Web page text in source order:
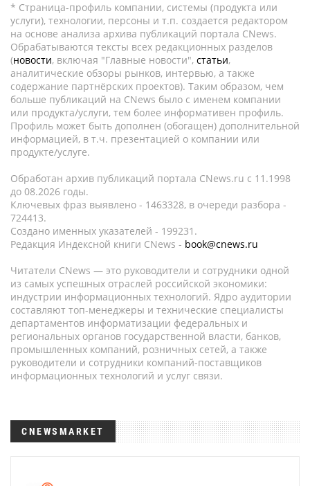
* Страница-профиль компании, системы (продукта или
услуги), технологии, персоны и т.п. создается редактором
на основе анализа архива публикаций портала CNews.
Обрабатываются тексты всех редакционных разделов
(новости, включая "Главные новости", статьи,
аналитические обзоры рынков, интервью, а также
содержание партнёрских проектов). Таким образом, чем
больше публикаций на CNews было с именем компании
или продукта/услуги, тем более информативен профиль.
Профиль может быть дополнен (обогащен) дополнительной
информацией, в т.ч. презентацией о компании или
продукте/услуге.
Обработан архив публикаций портала CNews.ru c 11.1998
до 08.2026 годы.
Ключевых фраз выявлено - 1463328, в очереди разбора -
724413.
Создано именных указателей - 199231.
Редакция Индексной книги CNews - book@cnews.ru
Читатели CNews — это руководители и сотрудники одной
из самых успешных отраслей российской экономики:
индустрии информационных технологий. Ядро аудитории
составляют топ-менеджеры и технические специалисты
департаментов информатизации федеральных и
региональных органов государственной власти, банков,
промышленных компаний, розничных сетей, а также
руководители и сотрудники компаний-поставщиков
информационных технологий и услуг связи.
CNEWSMARKET